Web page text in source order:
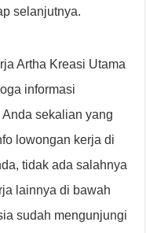
selanjutnya.
Artha Kreasi Utama
informasi
sekalian yang
lowongan kerja di
tidak ada salahnya
lainnya di bawah
sudah mengunjungi